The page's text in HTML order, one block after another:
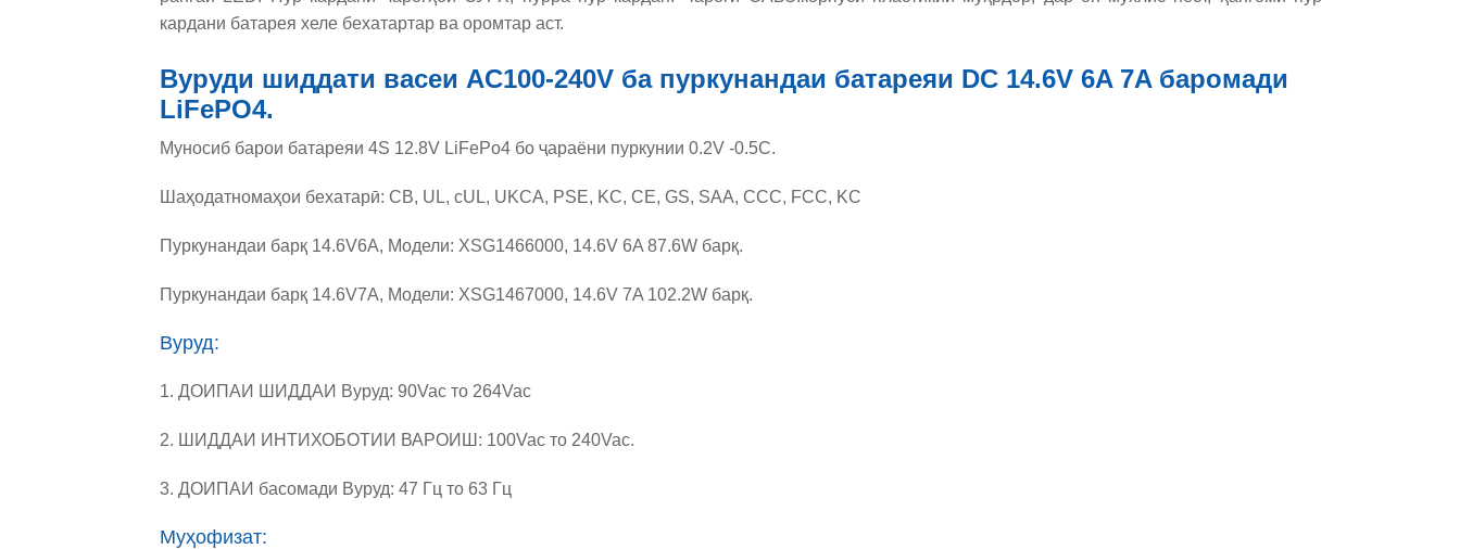
кардани батарея хеле бехатартар ва оромтар аст.
Вуруди шиддати васеи AC100-240V ба пуркунандаи батареяи DC 14.6V 6A 7A баромади
LiFePO4.
Муносиб барои батареяи 4S 12.8V LiFePo4 бо ҷараёни пуркунии 0.2V -0.5C.
Шаҳодатномаҳои бехатарӣ: CB, UL, cUL, UKCA, PSE, KC, CE, GS, SAA, CCC, FCC, KC
Пуркунандаи барқ ​​​​14.6V6A, Модели: XSG1466000, 14.6V 6A 87.6W барқ.
Пуркунандаи барқ ​​​​14.6V7A, Модели: XSG1467000, 14.6V 7A 102.2W барқ.
Вуруд:
1. ДОИПАИ ШИДДАИ Вуруд: 90Vac то 264Vac
2. ШИДДАИ ИНТИХОБОТИИ ВАРОИШ: 100Vac то 240Vac.
3. ДОИПАИ басомади Вуруд: 47 Гц то 63 Гц
Муҳофизат: